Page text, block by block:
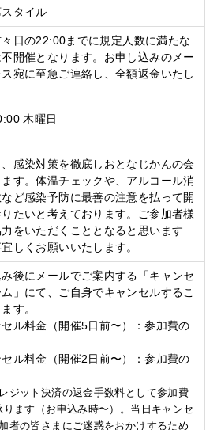
タイル
日の22:00までに規定人数に満たな
開催となります。お申し込みのメー
宛に至急ご連絡し、全額返金いたし
木曜日
感染対策を徹底しおとなじかんの会
す。体温チェックや、アルコール消
ど感染予防に最善の注意を払って開
たいと考えております。ご参加者様
をいただくこととなると思います
しくお願いいたします。
後にメールでご案内する「キャンセ
」にて、ご自身でキャンセルするこ
す。
セル料金（開催5日前〜）：参加費の
セル料金（開催2日前〜）：参加費の
ジット決済の返金手数料として参加費
ります（お申込み時〜）。当日キャンセ
者の皆さまにご迷惑をおかけするため